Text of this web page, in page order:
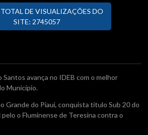
DE VISUALIZAÇÕES DO
SITE: 2745057
Santos avança no IDEB com o melhor
Município.
Grande do Piauí, conquista titulo Sub 20 do
o Fluminense de Teresina contra o